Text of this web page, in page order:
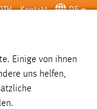
Kontakt DE
SUCHE
Einige von ihnen
uns helfen,